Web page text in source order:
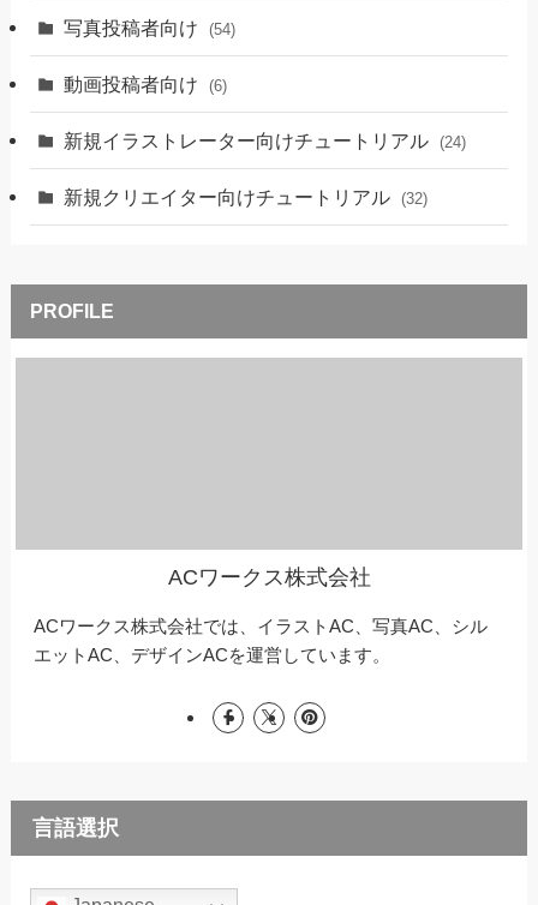
写真投稿者向け (54)
動画投稿者向け (6)
新規イラストレーター向けチュートリアル (24)
新規クリエイター向けチュートリアル (32)
ACワークス株式会社
ACワークス株式会社では、イラストAC、写真AC、シル
エットAC、デザインACを運営しています。
言語選択